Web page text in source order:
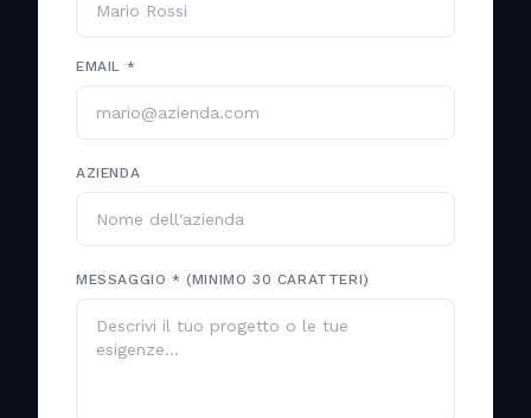
EMAIL *
AZIENDA
MESSAGGIO * (MINIMO 30 CARATTERI)